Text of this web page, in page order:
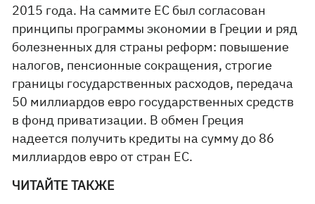
2015 года. На саммите ЕС был согласован
принципы программы экономии в Греции и ряд
болезненных для страны реформ: повышение
налогов, пенсионные сокращения, строгие
границы государственных расходов, передача
50 миллиардов евро государственных средств
в фонд приватизации. В обмен Греция
надеется получить кредиты на сумму до 86
миллиардов евро от стран ЕС.
ЧИТАЙТЕ ТАКЖЕ